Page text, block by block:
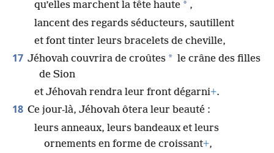
qu’elles marchent la tête haute * ,
lancent des regards séducteurs, sautillent
et font tinter leurs bracelets de cheville,
17 Jéhovah couvrira de croûtes * le crâne des filles
de Sion
et Jéhovah rendra leur front dégarni+.
18 Ce jour-là, Jéhovah ôtera leur beauté :
leurs anneaux, leurs bandeaux et leurs
ornements en forme de croissant+,